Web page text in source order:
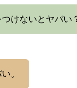
けないとヤバい
。